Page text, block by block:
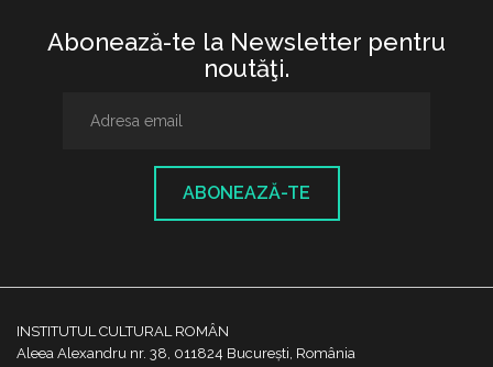
Abonează-te la Newsletter pentru
noutăţi.
ABONEAZĂ-TE
INSTITUTUL CULTURAL ROMÂN
Aleea Alexandru nr. 38, 011824 București, România